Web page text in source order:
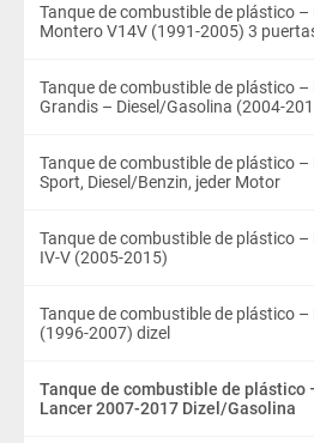
Tanque de combustible de plástico
Montero V14V (1991-2005) 3
Tanque de combustible de plástico
Grandis – Diesel/Gasolina (2004-
Tanque de combustible de plástico
Sport, Diesel/Benzin, jeder Motor
Tanque de combustible de plástico
IV-V (2005-2015)
Tanque de combustible de plástico
(1996-2007) dizel
Tanque de combustible de plástico
Lancer 2007-2017 Dizel/Gasolina